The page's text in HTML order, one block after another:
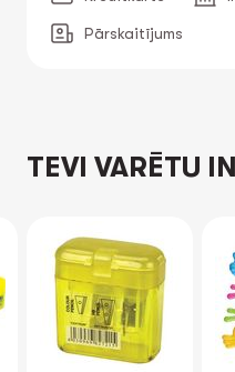
Pārskaitījums
TEVI VARĒTU